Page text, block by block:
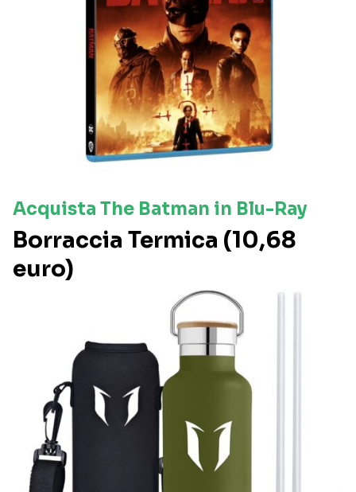
Acquista The Batman in Blu-Ray
Borraccia Termica (10,68
euro)